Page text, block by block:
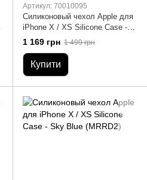
Артикул: 70010095
Силиконовый чехол Apple для
iPhone X / XS Silicone Case -
Red Raspberry (MRG12)
1 169 грн 1 499 грн
Купити